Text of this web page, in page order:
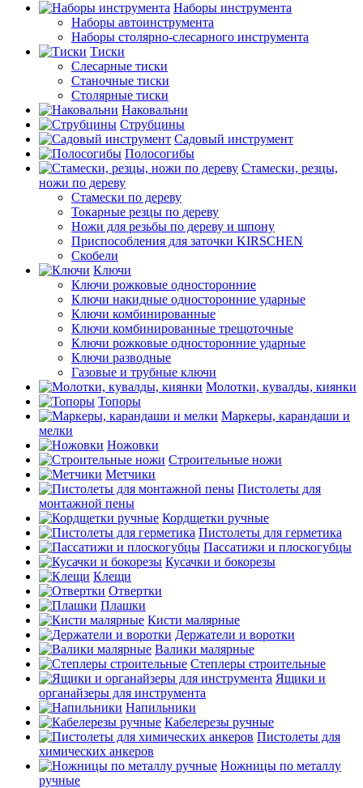
Наборы инструмента
Наборы автоинструмента
Наборы столярно-слесарного инструмента
Тиски
Слесарные тиски
Станочные тиски
Столярные тиски
Наковальни
Струбцины
Садовый инструмент
Полосогибы
Стамески, резцы,
ножи по дереву
Стамески по дереву
Токарные резцы по дереву
Ножи для резьбы по дереву и шпону
Приспособления для заточки KIRSCHEN
Скобели
Ключи
Ключи рожковые односторонние
Ключи накидные односторонние ударные
Ключи комбинированные
Ключи комбинированные трещоточные
Ключи рожковые односторонние ударные
Ключи разводные
Газовые и трубные ключи
Молотки, кувалды, киянки
Топоры
Маркеры, карандаши и
мелки
Ножовки
Строительные ножи
Метчики
Пистолеты для
монтажной пены
Кордщетки ручные
Пистолеты для герметика
Пассатижи и плоскогубцы
Кусачки и бокорезы
Клещи
Отвертки
Плашки
Кисти малярные
Держатели и воротки
Валики малярные
Степлеры строительные
Ящики и
органайзеры для инструмента
Напильники
Кабелерезы ручные
Пистолеты для
химических анкеров
Ножницы по металлу
ручные